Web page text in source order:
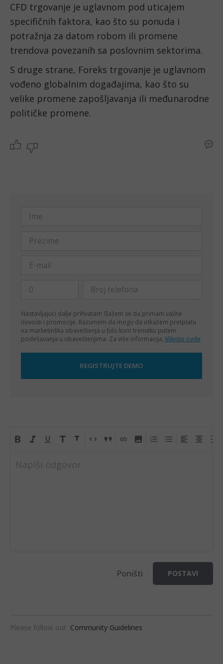
CFD trgovanje je uglavnom pod uticajem
specifičnih faktora, kao što su ponuda i
potražnja za datom robom ili promene
trendova povezanih sa poslovnim sektorima.
S druge strane, Foreks trgovanje je uglavnom
vođeno globalnim događajima, kao što su
velike promene zapošljavanja ili međunarodne
političke promene.
Nastavljajući dalje prihvatam Slažem se da primam važne
novosti i promocije. Razumem da mogu da otkažem pretplatu
na marketinška obaveštenja u bilo kom trenutku putem
podešavanja u obaveštenjima. Za više informacija, kliknite ovde
Napiši odgovor
Poništi POSTAVI
Please follow our Community Guidelines